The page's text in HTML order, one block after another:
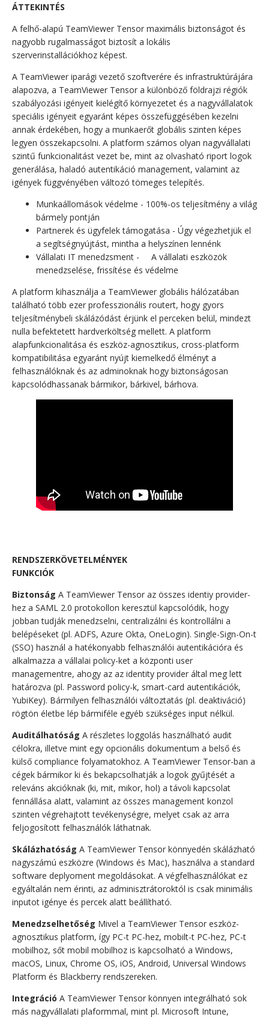
ÁTTEKINTÉS
A felhő-alapú TeamViewer Tensor maximális biztonságot és
nagyobb rugalmasságot biztosít a lokális
szerverinstallációkhoz képest.
A TeamViewer iparági vezető szoftverére és infrastruktúrájára
alapozva, a TeamViewer Tensor a különböző földrajzi régiók
szabályozási igényeit kielégítő környezetet és a nagyvállalatok
speciális igényeit egyaránt képes összefüggésében kezelni
annak érdekében, hogy a munkaerőt globális szinten képes
legyen összekapcsolni. A platform számos olyan nagyvállalati
szintű funkcionalitást vezet be, mint az olvasható riport logok
generálása, haladó autentikáció management, valamint az
igények függvényében változó tömeges telepítés.
Munkaállomások védelme - 100%-os teljesítmény a világ
bármely pontján
Partnerek és ügyfelek támogatása - Úgy végezhetjük el
a segítségnyújtást, mintha a helyszínen lennénk
Vállalati IT menedzsment - A vállalati eszközök
menedzselése, frissítése és védelme
A platform kihasználja a TeamViewer globális hálózatában
található több ezer professzionális routert, hogy gyors
teljesítménybeli skálázódást érjünk el perceken belül, mindezt
nulla befektetett hardverköltség mellett. A platform
alapfunkcionalitása és eszköz-agnosztikus, cross-platform
kompatibilitása egyaránt nyújt kiemelkedő élményt a
felhasználóknak és az adminoknak hogy biztonságosan
kapcsolódhassanak bármikor, bárkivel, bárhova.
RENDSZERKÖVETELMÉNYEK
FUNKCIÓK
Biztonság A TeamViewer Tensor az összes identiy provider-
hez a SAML 2.0 protokollon keresztül kapcsolódik, hogy
jobban tudják menedzselni, centralizálni és kontrollálni a
belépéseket (pl. ADFS, Azure Okta, OneLogin). Single-Sign-On-t
(SSO) használ a hatékonyabb felhasználói autentikációra és
alkalmazza a vállalai policy-ket a központi user
managementre, ahogy az az identity provider által meg lett
határozva (pl. Password policy-k, smart-card autentikációk,
YubiKey). Bármilyen felhasználói változtatás (pl. deaktiváció)
rögtön életbe lép bármiféle egyéb szükséges input nélkül.
Auditálhatóság A részletes loggolás használható audit
célokra, illetve mint egy opcionális dokumentum a belső és
külső compliance folyamatokhoz. A TeamViewer Tensor-ban a
cégek bármikor ki és bekapcsolhatják a logok gyűjtését a
releváns akcióknak (ki, mit, mikor, hol) a távoli kapcsolat
fennállása alatt, valamint az összes management konzol
szinten végrehajtott tevékenységre, melyet csak az arra
feljogosított felhasználók láthatnak.
Skálázhatóság A TeamViewer Tensor könnyedén skálázható
nagyszámú eszközre (Windows és Mac), használva a standard
software deplyoment megoldásokat. A végfelhasználókat ez
egyáltalán nem érinti, az adminisztrátoroktól is csak minimális
inputot igénye és percek alatt beállítható.
Menedzselhetőség Mivel a TeamViewer Tensor eszköz-
agnosztikus platform, így PC-t PC-hez, mobilt-t PC-hez, PC-t
mobilhoz, sőt mobil mobilhoz is kapcsolható a Windows,
macOS, Linux, Chrome OS, iOS, Android, Universal Windows
Platform és Blackberry rendszereken.
Integráció A TeamViewer Tensor könnyen integrálható sok
más nagyvállalati plaformmal, mint pl. Microsoft Intune,